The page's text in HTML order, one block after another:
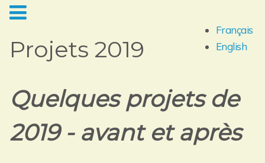
Français
English
Projets 2019
Quelques projets de
2019 - avant et après